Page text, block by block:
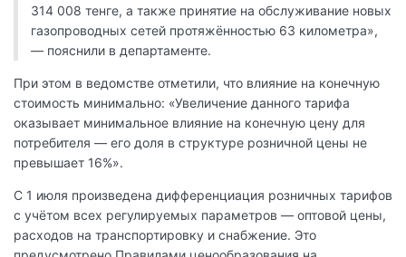
314 008 тенге, а также принятие на обслуживание новых
газопроводных сетей протяжённостью 63 километра»,
— пояснили в департаменте.
При этом в ведомстве отметили, что влияние на конечную
стоимость минимально: «Увеличение данного тарифа
оказывает минимальное влияние на конечную цену для
потребителя — его доля в структуре розничной цены не
превышает 16%».
С 1 июля произведена дифференциация розничных тарифов
с учётом всех регулируемых параметров — оптовой цены,
расходов на транспортировку и снабжение. Это